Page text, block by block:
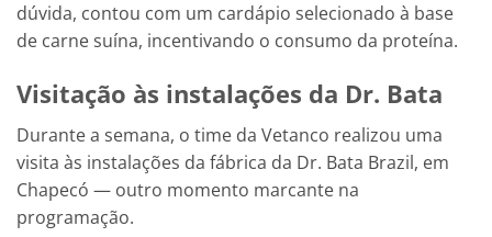
dúvida, contou com um cardápio selecionado à base
de carne suína, incentivando o consumo da proteína.
Visitação às instalações da Dr. Bata
Durante a semana, o time da Vetanco realizou uma
visita às instalações da fábrica da Dr. Bata Brazil, em
Chapecó — outro momento marcante na
programação.